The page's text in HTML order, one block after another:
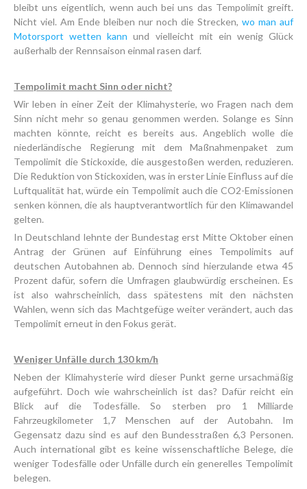
bleibt uns eigentlich, wenn auch bei uns das Tempolimit greift.
Nicht viel. Am Ende bleiben nur noch die Strecken, wo man auf
Motorsport wetten kann und vielleicht mit ein wenig Glück
außerhalb der Rennsaison einmal rasen darf.
Tempolimit macht Sinn oder nicht?
Wir leben in einer Zeit der Klimahysterie, wo Fragen nach dem
Sinn nicht mehr so genau genommen werden. Solange es Sinn
machten könnte, reicht es bereits aus. Angeblich wolle die
niederländische Regierung mit dem Maßnahmenpaket zum
Tempolimit die Stickoxide, die ausgestoßen werden, reduzieren.
Die Reduktion von Stickoxiden, was in erster Linie Einfluss auf die
Luftqualität hat, würde ein Tempolimit auch die CO2-Emissionen
senken können, die als hauptverantwortlich für den Klimawandel
gelten.
In Deutschland lehnte der Bundestag erst Mitte Oktober einen
Antrag der Grünen auf Einführung eines Tempolimits auf
deutschen Autobahnen ab. Dennoch sind hierzulande etwa 45
Prozent dafür, sofern die Umfragen glaubwürdig erscheinen. Es
ist also wahrscheinlich, dass spätestens mit den nächsten
Wahlen, wenn sich das Machtgefüge weiter verändert, auch das
Tempolimit erneut in den Fokus gerät.
Weniger Unfälle durch 130 km/h
Neben der Klimahysterie wird dieser Punkt gerne ursachmäßig
aufgeführt. Doch wie wahrscheinlich ist das? Dafür reicht ein
Blick auf die Todesfälle. So sterben pro 1 Milliarde
Fahrzeugkilometer 1,7 Menschen auf der Autobahn. Im
Gegensatz dazu sind es auf den Bundesstraßen 6,3 Personen.
Auch international gibt es keine wissenschaftliche Belege, die
weniger Todesfälle oder Unfälle durch ein generelles Tempolimit
belegen.